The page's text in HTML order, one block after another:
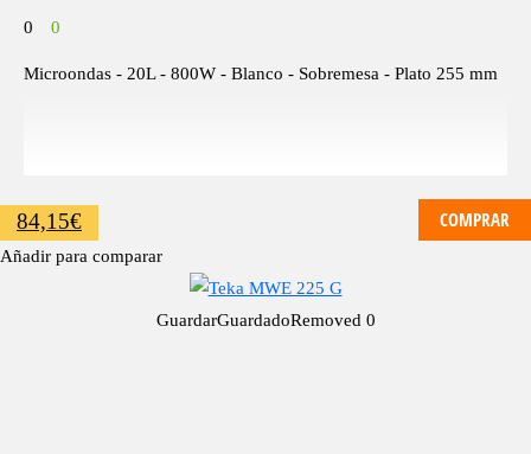
0 0
Microondas - 20L - 800W - Blanco - Sobremesa - Plato 255 mm
84,15€ COMPRAR
Añadir para comparar
GuardarGuardadoRemoved 0